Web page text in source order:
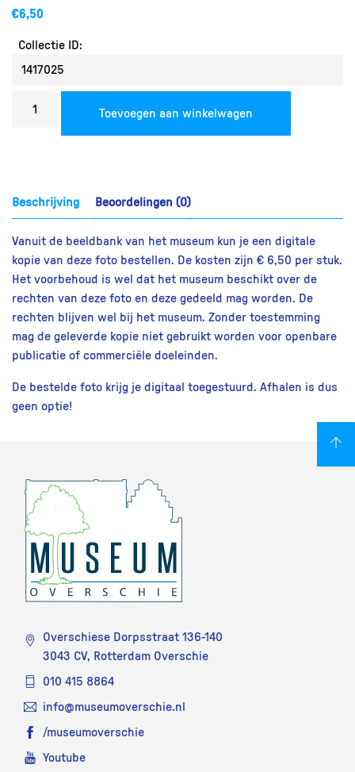
€6,50
Collectie ID:
reproductie
Toevoegen aan winkelwagen
Beschrijving Beoordelingen (0)
Vanuit de beeldbank van het museum kun je een digitale
kopie van deze foto bestellen. De kosten zijn € 6,50 per stuk.
Het voorbehoud is wel dat het museum beschikt over de
rechten van deze foto en deze gedeeld mag worden. De
rechten blijven wel bij het museum. Zonder toestemming
mag de geleverde kopie niet gebruikt worden voor openbare
publicatie of commerciële doeleinden.
De bestelde foto krijg je digitaal toegestuurd. Afhalen is dus
geen optie!
Overschiese Dorpsstraat 136-140
3043 CV, Rotterdam Overschie
010 415 8864
info@museumoverschie.nl
/museumoverschie
Youtube